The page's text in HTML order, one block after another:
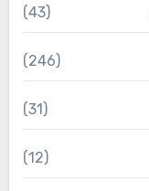
(43)
(246)
(31)
(12)